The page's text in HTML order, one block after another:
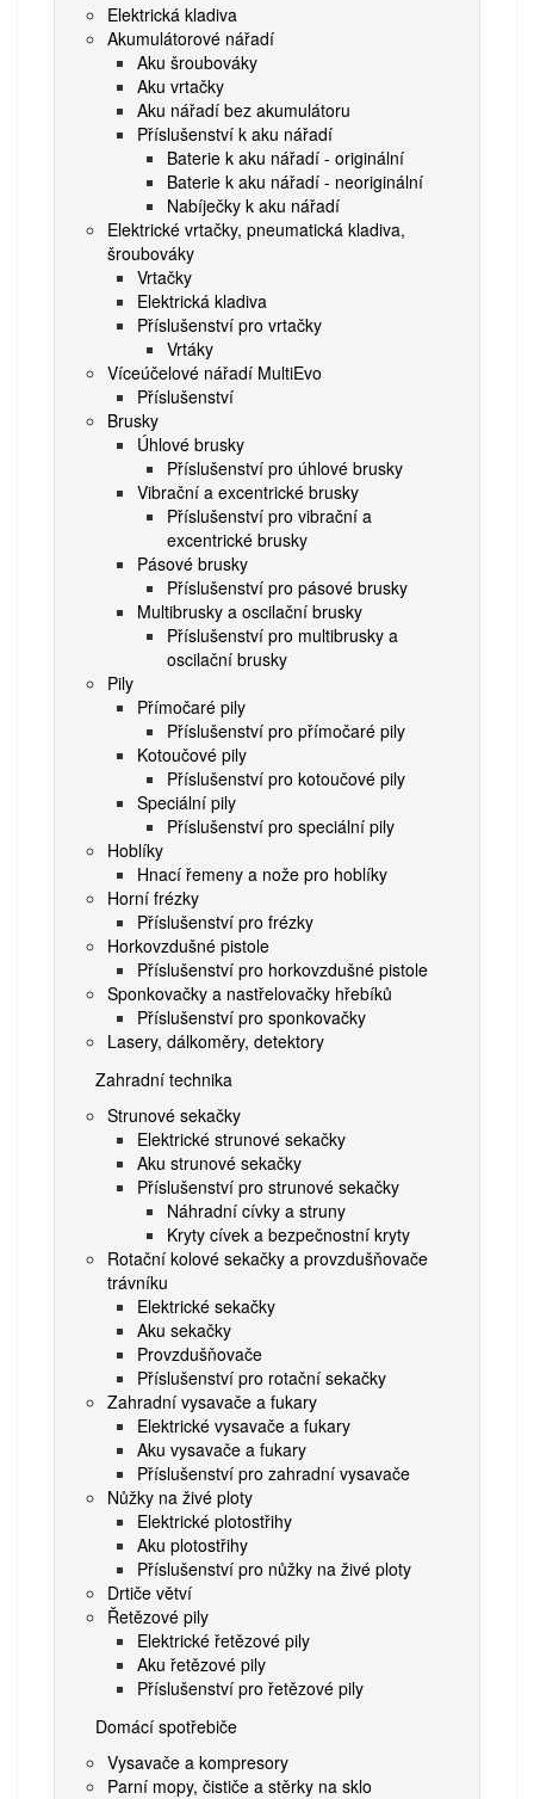
Elektrická kladiva
Akumulátorové nářadí
Aku šroubováky
Aku vrtačky
Aku nářadí bez akumulátoru
Příslušenství k aku nářadí
Baterie k aku nářadí - originální
Baterie k aku nářadí - neoriginální
Nabíječky k aku nářadí
Elektrické vrtačky, pneumatická kladiva,
šroubováky
Vrtačky
Elektrická kladiva
Příslušenství pro vrtačky
Vrtáky
Víceúčelové nářadí MultiEvo
Příslušenství
Brusky
Úhlové brusky
Příslušenství pro úhlové brusky
Vibrační a excentrické brusky
Příslušenství pro vibrační a
excentrické brusky
Pásové brusky
Příslušenství pro pásové brusky
Multibrusky a oscilační brusky
Příslušenství pro multibrusky a
oscilační brusky
Pily
Přímočaré pily
Příslušenství pro přímočaré pily
Kotoučové pily
Příslušenství pro kotoučové pily
Speciální pily
Příslušenství pro speciální pily
Hoblíky
Hnací řemeny a nože pro hoblíky
Horní frézky
Příslušenství pro frézky
Horkovzdušné pistole
Příslušenství pro horkovzdušné pistole
Sponkovačky a nastřelovačky hřebíků
Příslušenství pro sponkovačky
Lasery, dálkoměry, detektory
Zahradní technika
Strunové sekačky
Elektrické strunové sekačky
Aku strunové sekačky
Příslušenství pro strunové sekačky
Náhradní cívky a struny
Kryty cívek a bezpečnostní kryty
Rotační kolové sekačky a provzdušňovače
trávníku
Elektrické sekačky
Aku sekačky
Provzdušňovače
Příslušenství pro rotační sekačky
Zahradní vysavače a fukary
Elektrické vysavače a fukary
Aku vysavače a fukary
Příslušenství pro zahradní vysavače
Nůžky na živé ploty
Elektrické plotostřihy
Aku plotostřihy
Příslušenství pro nůžky na živé ploty
Drtiče větví
Řetězové pily
Elektrické řetězové pily
Aku řetězové pily
Příslušenství pro řetězové pily
Domácí spotřebiče
Vysavače a kompresory
Parní mopy, čističe a stěrky na sklo